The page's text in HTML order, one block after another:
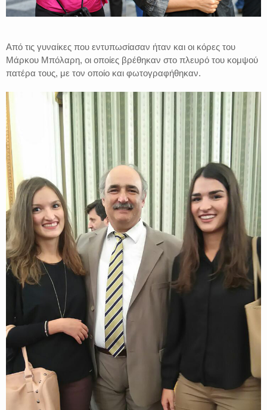
Από τις γυναίκες που εντυπωσίασαν ήταν και οι κόρες του
Μάρκου Μπόλαρη, οι οποίες βρέθηκαν στο πλευρό του κομψού
πατέρα τους, με τον οποίο και φωτογραφήθηκαν.